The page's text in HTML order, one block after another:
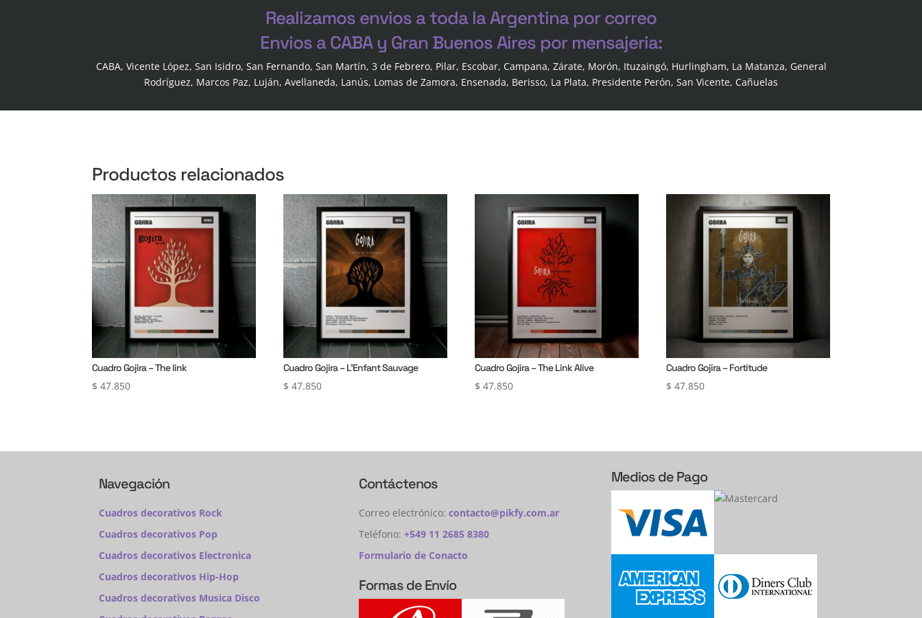
Realizamos envios a toda la Argentina por correo
Envios a CABA y Gran Buenos Aires por mensajeria:
CABA, Vicente López, San Isidro, San Fernando, San Martín, 3 de Febrero, Pilar, Escobar, Campana, Zárate, Morón, Ituzaingó, Hurlingham, La Matanza, General
Rodríguez, Marcos Paz, Luján, Avellaneda, Lanús, Lomas de Zamora, Ensenada, Berisso, La Plata, Presidente Perón, San Vicente, Cañuelas
Productos relacionados
Cuadro Gojira – The link
$ 47.850
Cuadro Gojira – L’Enfant Sauvage
$ 47.850
Cuadro Gojira – The Link Alive
$ 47.850
Cuadro Gojira – Fortitude
$ 47.850
Navegación
Cuadros decorativos Rock
Cuadros decorativos Pop
Cuadros decorativos Electronica
Cuadros decorativos Hip-Hop
Cuadros decorativos Musica Disco
Contáctenos
Correo electrónico: contacto@pikfy.com.ar
Teléfono: +549 11 2685 8380
Formulario de Conacto
Formas de Envío
Medios de Pago